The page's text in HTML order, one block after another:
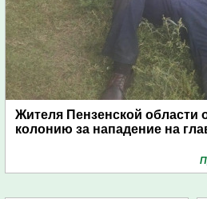
Жителя Пензенской области
колонию за нападение на